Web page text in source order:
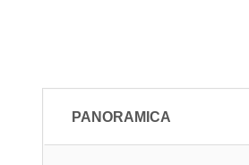
PANORAMICA